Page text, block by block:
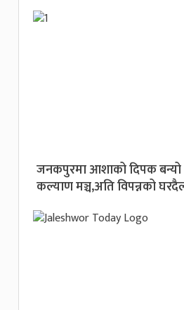
जनकपुरमा आशाको दिपक बन्यो
कल्याण मञ्च,अति विपन्नको